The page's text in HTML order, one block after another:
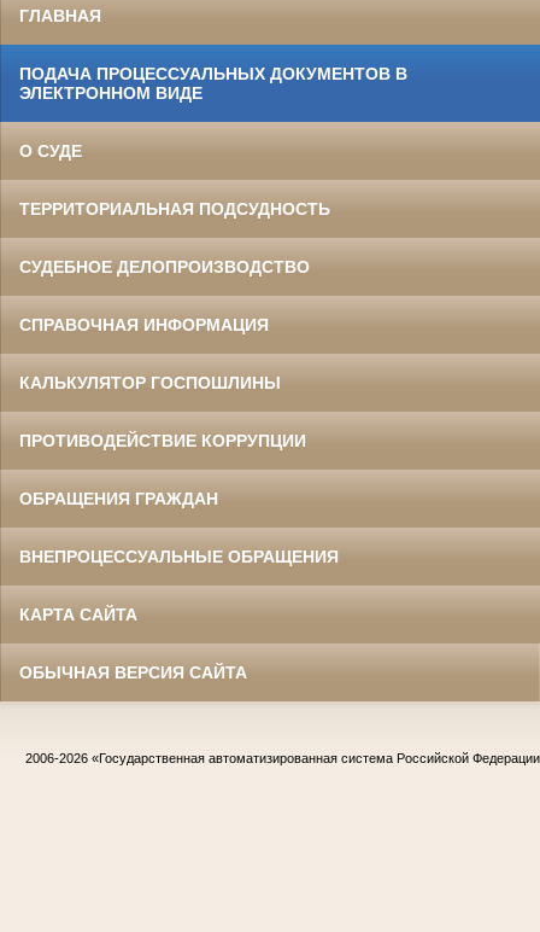
ГЛАВНАЯ
ПОДАЧА ПРОЦЕССУАЛЬНЫХ ДОКУМЕНТОВ В
ЭЛЕКТРОННОМ ВИДЕ
О СУДЕ
ТЕРРИТОРИАЛЬНАЯ ПОДСУДНОСТЬ
СУДЕБНОЕ ДЕЛОПРОИЗВОДСТВО
СПРАВОЧНАЯ ИНФОРМАЦИЯ
КАЛЬКУЛЯТОР ГОСПОШЛИНЫ
ПРОТИВОДЕЙСТВИЕ КОРРУПЦИИ
ОБРАЩЕНИЯ ГРАЖДАН
ВНЕПРОЦЕССУАЛЬНЫЕ ОБРАЩЕНИЯ
КАРТА САЙТА
ОБЫЧНАЯ ВЕРСИЯ САЙТА
2006-2026 «Государственная автоматизированная система Российской